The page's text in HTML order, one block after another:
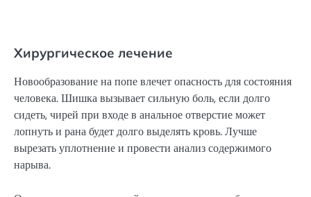
Хирургическое лечение
Новообразование на попе влечет опасность для состояния
человека. Шишка вызывает сильную боль, если долго
сидеть, чирей при входе в анальное отверстие может
лопнуть и рана будет долго выделять кровь. Лучше
вырезать уплотнение и провести анализ содержимого
нарыва.